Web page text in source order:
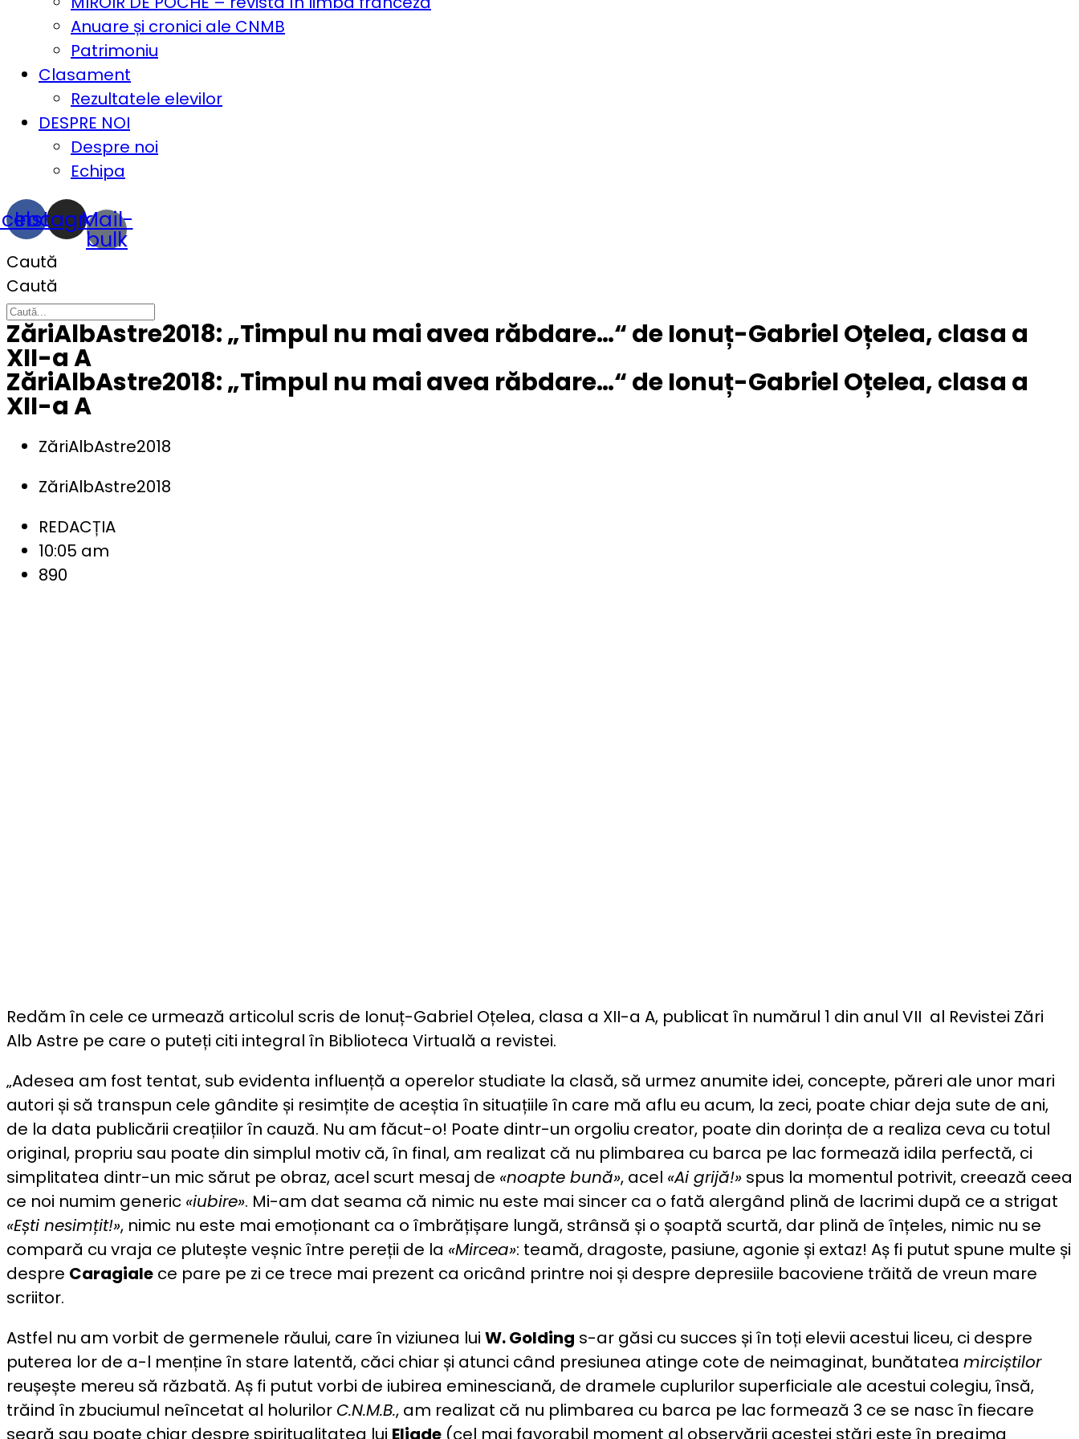
Anuare și cronici ale CNMB
Patrimoniu
Clasament
Rezultatele elevilor
DESPRE NOI
Despre noi
Echipa
Instagram
Mail-
bulk
Caută
Caută
ZăriAlbAstre2018: „Timpul nu mai avea răbdare…“ de Ionuț-Gabriel Oțelea, clasa a
XII-a A
ZăriAlbAstre2018: „Timpul nu mai avea răbdare…“ de Ionuț-Gabriel Oțelea, clasa a
XII-a A
ZăriAlbAstre2018
ZăriAlbAstre2018
REDACȚIA
10:05 am
890
Redăm în cele ce urmează articolul scris de Ionuț-Gabriel Oțelea, clasa a XII-a A, publicat în numărul 1 din anul VII al Revistei Zări
Alb Astre pe care o puteți citi integral în Biblioteca Virtuală a revistei.
„Adesea am fost tentat, sub evidenta influență a operelor studiate la clasă, să urmez anumite idei, concepte, păreri ale unor mari
autori și să transpun cele gândite și resimțite de aceștia în situațiile în care mă aflu eu acum, la zeci, poate chiar deja sute de ani,
de la data publicării creațiilor în cauză. Nu am făcut-o! Poate dintr-un orgoliu creator, poate din dorința de a realiza ceva cu totul
original, propriu sau poate din simplul motiv că, în final, am realizat că nu plimbarea cu barca pe lac formează idila perfectă, ci
simplitatea dintr-un mic sărut pe obraz, acel scurt mesaj de «noapte bună», acel «Ai grijă!» spus la momentul potrivit, creează ceea
ce noi numim generic «iubire». Mi-am dat seama că nimic nu este mai sincer ca o fată alergând plină de lacrimi după ce a strigat
«Ești nesimțit!», nimic nu este mai emoționant ca o îmbrățișare lungă, strânsă și o șoaptă scurtă, dar plină de înțeles, nimic nu se
compară cu vraja ce plutește veșnic între pereții de la «Mircea»: teamă, dragoste, pasiune, agonie și extaz! Aș fi putut spune multe și
despre Caragiale ce pare pe zi ce trece mai prezent ca oricând printre noi și despre depresiile bacoviene trăită de vreun mare
scriitor.
Astfel nu am vorbit de germenele răului, care în viziunea lui W. Golding s-ar găsi cu succes și în toți elevii acestui liceu, ci despre
puterea lor de a-l menține în stare latentă, căci chiar și atunci când presiunea atinge cote de neimaginat, bunătatea mirciștilor
reușește mereu să răzbată. Aș fi putut vorbi de iubirea eminesciană, de dramele cuplurilor superficiale ale acestui colegiu, însă,
trăind în zbuciumul neîncetat al holurilor C.N.M.B., am realizat că nu plimbarea cu barca pe lac formează 3 ce se nasc în fiecare
seară sau poate chiar despre spiritualitatea lui Eliade (cel mai favorabil moment al observării acestei stări este în preajma